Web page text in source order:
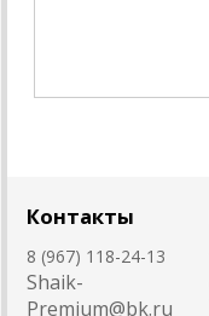
Контакты
8 (967) 118-24-13
Shaik-
Premium@bk.ru